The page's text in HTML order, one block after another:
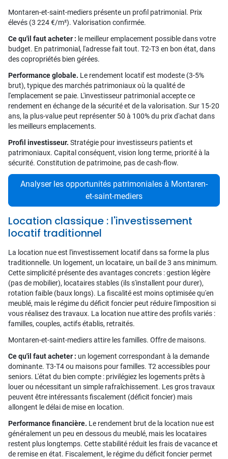
Montaren-et-saint-mediers présente un profil patrimonial. Prix
élevés (3 224 €/m²). Valorisation confirmée.
Ce qu'il faut acheter : le meilleur emplacement possible dans votre
budget. En patrimonial, l'adresse fait tout. T2-T3 en bon état, dans
des copropriétés bien gérées.
Performance globale. Le rendement locatif est modeste (3-5%
brut), typique des marchés patrimoniaux où la qualité de
l'emplacement se paie. L'investisseur patrimonial accepte ce
rendement en échange de la sécurité et de la valorisation. Sur 15-20
ans, la plus-value peut représenter 50 à 100% du prix d'achat dans
les meilleurs emplacements.
Profil investisseur. Stratégie pour investisseurs patients et
patrimoniaux. Capital conséquent, vision long terme, priorité à la
sécurité. Constitution de patrimoine, pas de cash-flow.
Analyser les opportunités patrimoniales à Montaren-
et-saint-mediers
Location classique : l'investissement
locatif traditionnel
La location nue est l'investissement locatif dans sa forme la plus
traditionnelle. Un logement, un locataire, un bail de 3 ans minimum.
Cette simplicité présente des avantages concrets : gestion légère
(pas de mobilier), locataires stables (ils s'installent pour durer),
rotation faible (baux longs). La fiscalité est moins optimisée qu'en
meublé, mais le régime du déficit foncier peut réduire l'imposition si
vous réalisez des travaux. La location nue attire des profils variés :
familles, couples, actifs établis, retraités.
Montaren-et-saint-mediers attire les familles. Offre de maisons.
Ce qu'il faut acheter : un logement correspondant à la demande
dominante. T3-T4 ou maisons pour familles. T2 accessibles pour
seniors. L'état du bien compte : privilégiez les logements prêts à
louer ou nécessitant un simple rafraîchissement. Les gros travaux
peuvent être intéressants fiscalement (déficit foncier) mais
allongent le délai de mise en location.
Performance financière. Le rendement brut de la location nue est
généralement un peu en dessous du meublé, mais les locataires
restent plus longtemps. Cette stabilité réduit les frais de vacance et
de remise en état. Fiscalement, le régime du déficit foncier permet